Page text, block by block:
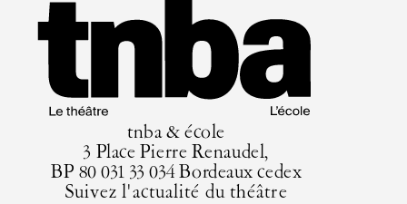
tnba & école
3 Place Pierre Renaudel,
BP 80 031 33 034 Bordeaux cedex
Suivez l'actualité du théâtre